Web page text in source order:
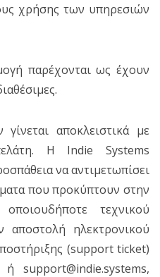
χρήσης των υπηρεσιών
παρέχονται ως έχουν
αποκλειστικά με
Η Indie Systems
να αντιμετωπίσει
που προκύπτουν στην
τεχνικού
αποστολή ηλεκτρονικού
(support ticket)
ή support@indie.systems,